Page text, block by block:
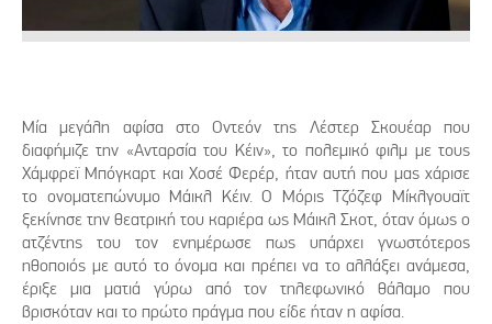
Μία μεγάλη αφίσα στο Οντεόν της Λέστερ Σκουέαρ που
διαφήμιζε την «Ανταρσία του Κέιν», το πολεμικό φιλμ με τους
Χάμφρεϊ Μπόγκαρτ και Χοσέ Φερέρ, ήταν αυτή που μας χάρισε
το ονοματεπώνυμο Μάικλ Κέιν. Ο Μόρις Τζόζεφ Μίκλγουαϊτ
ξεκίνησε την θεατρική του καριέρα ως Μάικλ Σκοτ, όταν όμως ο
ατζέντης του τον ενημέρωσε πως υπάρχει γνωστότερος
ηθοποιός με αυτό το όνομα και πρέπει να το αλλάξει ανάμεσα,
έριξε μια ματιά γύρω από τον τηλεφωνικό θάλαμο που
βρισκόταν και το πρώτο πράγμα που είδε ήταν η αφίσα.